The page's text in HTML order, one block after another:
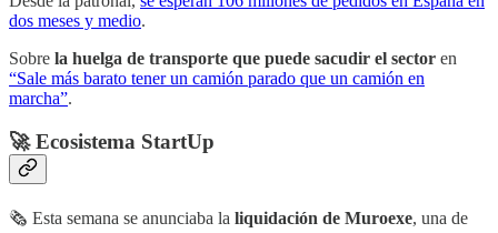
dos meses y medio.
Sobre la huelga de transporte que puede sacudir el sector en
“Sale más barato tener un camión parado que un camión en
marcha”.
🚀 Ecosistema StartUp
🗞 Esta semana se anunciaba la liquidación de Muroexe, una de